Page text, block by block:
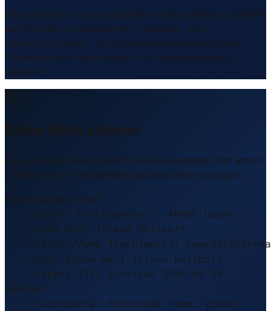
Die auf dieser Seite dargestellten Informationen basieren
auf öffentlich zugänglichen Transport- und
Infrastrukturdaten. Die logistische Bedeutung eines
Standorts kann sich ändern. Alle Angaben ohne
Gewähr.
Diese Seite zitieren
Sie schreiben einen Bericht, eine Hausarbeit oder einen
LinkedIn-Post? Verwenden Sie eine dieser Vorlagen.
Empfohlenes Format
Source: Frachtportal – ADNOC Upper
Zakum West Island Heliport
(https://www.frachtportal.com/de/
upper-zakum-west-island-heliport-
airport-27), accessed 2026-08-10
APA-Stil
Frachtportal Editorial Team. (2026).